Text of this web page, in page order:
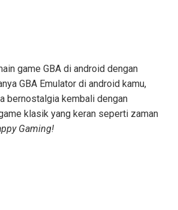
game GBA di android dengan
GBA Emulator di android kamu,
bernostalgia kembali dengan
klasik yang keran seperti zaman
Gaming!